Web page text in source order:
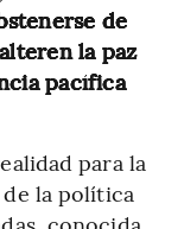
de
la paz
pacífica
para la
la política